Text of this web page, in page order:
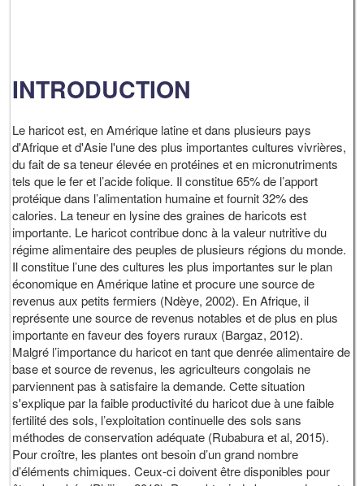
INTRODUCTION
Le haricot est, en Amérique latine et dans plusieurs pays
d'Afrique et d'Asie l'une des plus importantes cultures vivrières,
du fait de sa teneur élevée en protéines et en micronutriments
tels que le fer et l’acide folique. Il constitue 65% de l’apport
protéique dans l’alimentation humaine et fournit 32% des
calories. La teneur en lysine des graines de haricots est
importante. Le haricot contribue donc à la valeur nutritive du
régime alimentaire des peuples de plusieurs régions du monde.
Il constitue l’une des cultures les plus importantes sur le plan
économique en Amérique latine et procure une source de
revenus aux petits fermiers (Ndèye, 2002). En Afrique, il
représente une source de revenus notables et de plus en plus
importante en faveur des foyers ruraux (Bargaz, 2012).
Malgré l’importance du haricot en tant que denrée alimentaire de
base et source de revenus, les agriculteurs congolais ne
parviennent pas à satisfaire la demande. Cette situation
s'explique par la faible productivité du haricot due à une faible
fertilité des sols, l’exploitation continuelle des sols sans
méthodes de conservation adéquate (Rubabura et al, 2015).
Pour croître, les plantes ont besoin d’un grand nombre
d’éléments chimiques. Ceux-ci doivent être disponibles pour